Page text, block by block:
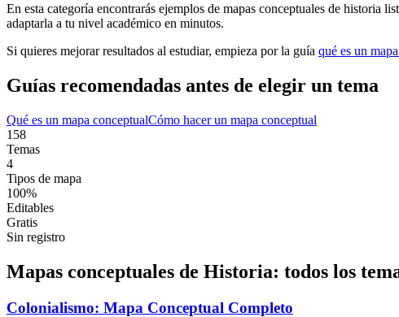
En esta categoría encontrarás ejemplos de mapas conceptuales de historia
adaptarla a tu nivel académico en minutos.
Si quieres mejorar resultados al estudiar, empieza por la guía qué es un
Guías recomendadas antes de elegir un tema
Qué es un mapa conceptualCómo hacer un mapa conceptual
158
Temas
4
Tipos de mapa
100%
Editables
Gratis
Sin registro
Mapas conceptuales de Historia: todos los
Colonialismo: Mapa Conceptual Completo